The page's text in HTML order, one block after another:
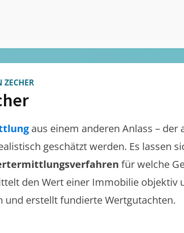
ZECHER
aus einem anderen Anlass – der
geschätzt werden. Es lassen
für welche
den Wert einer Immobilie objektiv
und erstellt fundierte Wertgutachten.